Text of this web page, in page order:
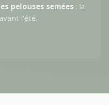
pelouses semées : la
l’été.